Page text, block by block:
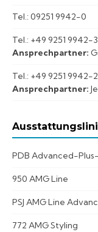
Tel.: 09251 9942-0
Tel.: +49 9251 9942-
Ansprechpartner:
Tel.: +49 9251 9942-
Ansprechpartner:
PDB Advanced-
950 AMG Line
PSJ AMG Line
772 AMG Styling